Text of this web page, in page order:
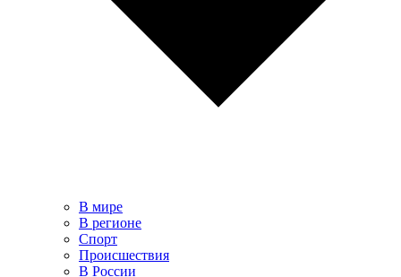
В мире
В регионе
Спорт
Происшествия
В России